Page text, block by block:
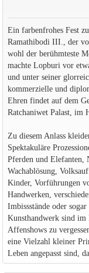
Ein farbenfrohes Fest
Ramathibodi III., der
wohl der berühmteste
machte Lopburi vor
und unter seiner
kommerzielle und
Ehren findet auf dem
Ratchaniwet Palast, im
Zu diesem Anlass
Spektakuläre
Pferden und Elefanten,
Wachablösung,
Kinder, Vorführungen
Handwerken,
Imbissstände oder
Kunsthandwerk sind im
Affenshows zu
eine Vielzahl kleiner
Leben angepasst sind,